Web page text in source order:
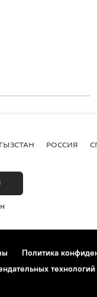
РОССИЯ
Политика
технологий